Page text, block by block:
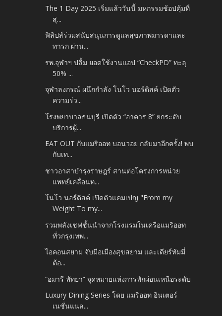
The 1 Day 2025 เริ่มแล้ววันนี้ มหกรรมช้อปคุ้มที่
สุ...
ฟิลิปส์ร่วมสนับสนุนการดูแลสุขภาพมารดาและ
ทารก ผ่าน...
รพ.จุฬาฯ ปลื้ม ยอดใช้งานแอป “CheckPD” ทะลุ
50% ...
จุฬาลงกรณ์ ผนึกกำลัง โนโว นอร์ดิสค์ เปิดตัว
ความร่ว...
โรงพยาบาลธนบุรี เปิดตัว “อาคาร 8” ยกระดับ
บริการผู้...
EAT OUT กับแมริออท บอนวอย กลับมาอีกครั้ง! พบ
กับเท...
ชาวอาสาบำรุงราษฎร์ สานต่อโครงการหน่วย
แพทย์เคลื่อนท...
โนโว นอร์ดิสค์ เปิดตัวแคมเปญ "From my
Weight To my...
รวมพลังเชฟชั้นนำจากโรงแรมในเครือแมริออท
ทั่วกรุงเทพ...
ไอคอนสยาม จับมือเมืองสุขสยาม และเดียร์ทัมมี่
ต้อ...
“อมารี พัทยา” จุดหมายแห่งการพักผ่อนเหนือระดับ
Luxury Dining Series โดย แมริออท อินเตอร์
เนชั่นแนล...